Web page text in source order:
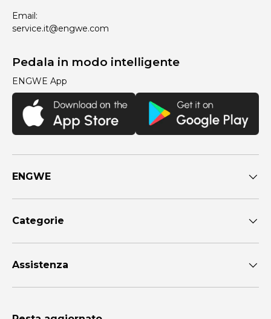
Email:
service.it@engwe.com
Pedala in modo intelligente
ENGWE App
ENGWE
Categorie
Assistenza